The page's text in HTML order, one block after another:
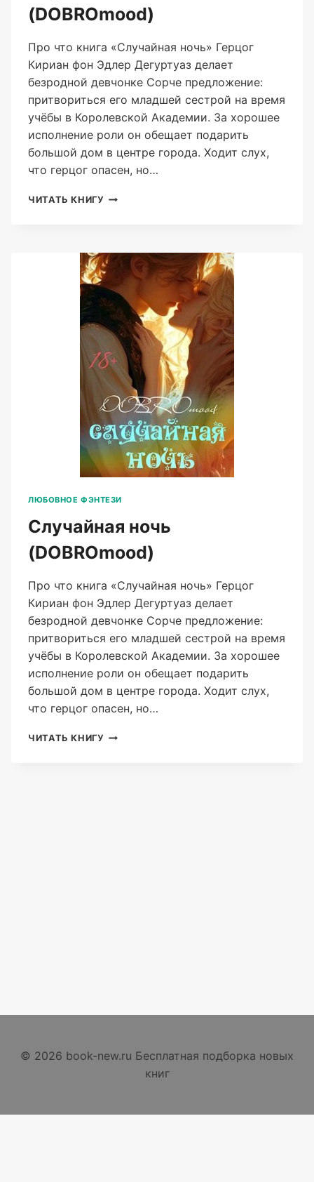
(DOBROmood)
Про что книга «Случайная ночь» Герцог
Кириан фон Эдлер Дегуртуаз делает
безродной девчонке Сорче предложение:
притвориться его младшей сестрой на время
учёбы в Королевской Академии. За хорошее
исполнение роли он обещает подарить
большой дом в центре города. Ходит слух,
что герцог опасен, но…
ЧИТАТЬ КНИГУ СЛУЧАЙНАЯ
ЛЮБОВНОЕ ФЭНТЕЗИ
Случайная ночь
(DOBROmood)
Про что книга «Случайная ночь» Герцог
Кириан фон Эдлер Дегуртуаз делает
безродной девчонке Сорче предложение:
притвориться его младшей сестрой на время
учёбы в Королевской Академии. За хорошее
исполнение роли он обещает подарить
большой дом в центре города. Ходит слух,
что герцог опасен, но…
ЧИТАТЬ КНИГУ СЛУЧАЙНАЯ
© 2026 book-new.ru Бесплатная подборка новых
книг